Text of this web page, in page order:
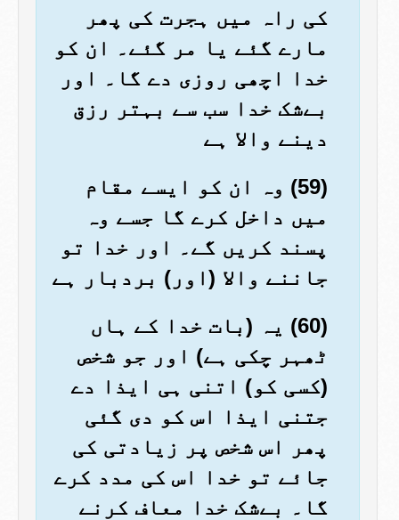
کی راہ میں ہجرت کی پھر
مارے گئے یا مر گئے۔ ان کو
خدا اچھی روزی دے گا۔ اور
بےشک خدا سب سے بہتر رزق
دینے والا ہے
(59) وہ ان کو ایسے مقام
میں داخل کرے گا جسے وہ
پسند کریں گے۔ اور خدا تو
جاننے والا (اور) بردبار ہے
(60) یہ (بات خدا کے ہاں
ٹھہر چکی ہے) اور جو شخص
(کسی کو) اتنی ہی ایذا دے
جتنی ایذا اس کو دی گئی
پھر اس شخص پر زیادتی کی
جائے تو خدا اس کی مدد کرے
گا۔ بےشک خدا معاف کرنے